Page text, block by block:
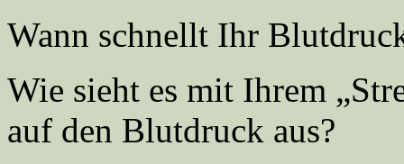
Wann schnellt Ihr
Wie sieht es mit Ihrem
auf den Blutdruck aus?